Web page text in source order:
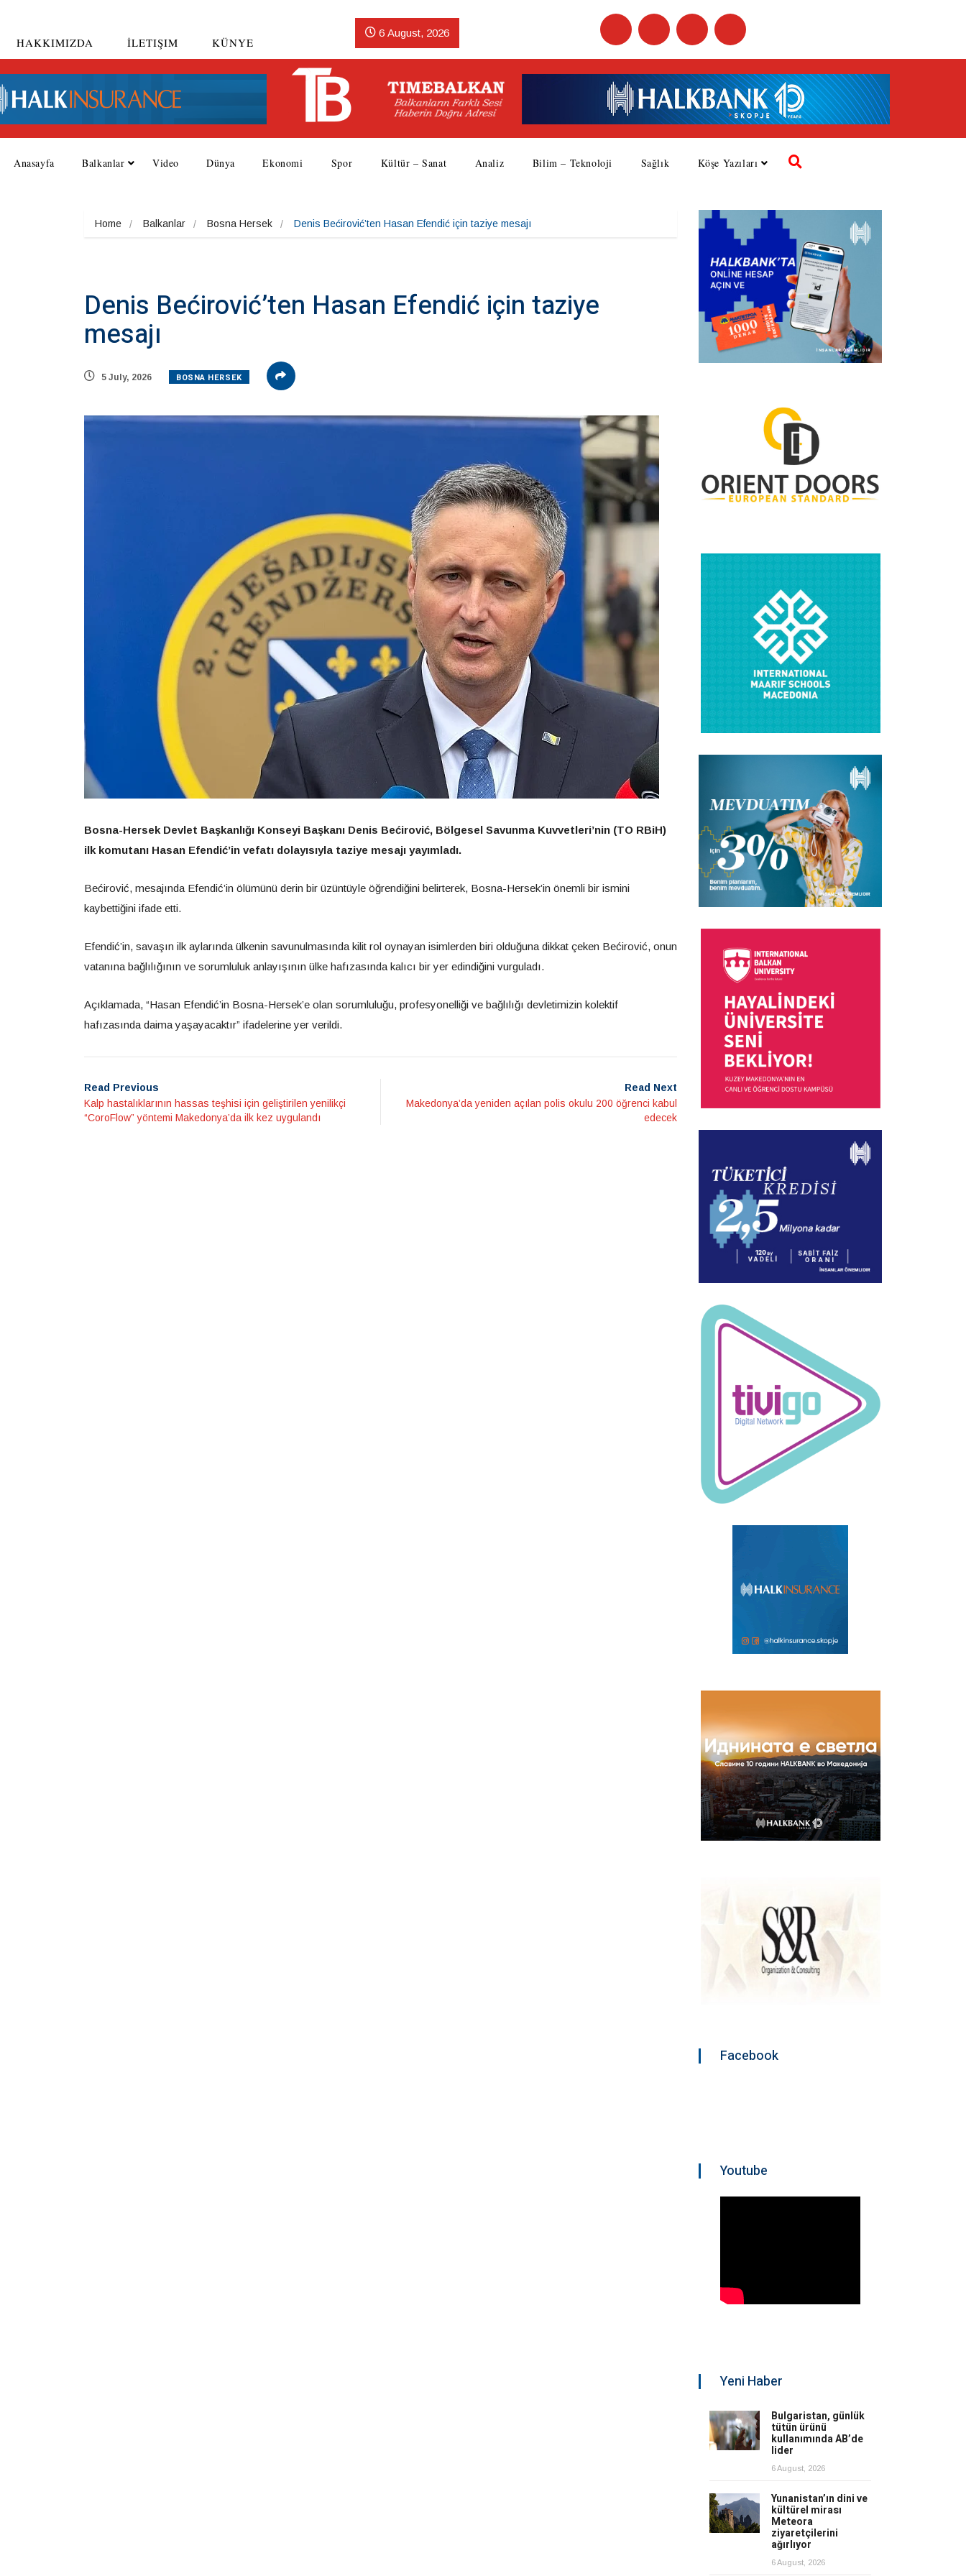
HAKKIMIZDA İLETIŞIM KÜNYE
6 August, 2026
Anasayfa Balkanlar Video Dünya Ekonomi Spor Kültür – Sanat Analiz Bilim – Teknoloji Sağlık Köşe Yazıları
Home Balkanlar Bosna Hersek Denis Bećirović’ten Hasan Efendić için taziye mesajı
Denis Bećirović’ten Hasan Efendić için taziye
mesajı
5 July, 2026 BOSNA HERSEK
Bosna-Hersek Devlet Başkanlığı Konseyi Başkanı Denis Bećirović, Bölgesel Savunma Kuvvetleri’nin (TO RBiH)
ilk komutanı Hasan Efendić’in vefatı dolayısıyla taziye mesajı yayımladı.
Bećirović, mesajında Efendić’in ölümünü derin bir üzüntüyle öğrendiğini belirterek, Bosna-Hersek’in önemli bir ismini
kaybettiğini ifade etti.
Efendić’in, savaşın ilk aylarında ülkenin savunulmasında kilit rol oynayan isimlerden biri olduğuna dikkat çeken Bećirović, onun
vatanına bağlılığının ve sorumluluk anlayışının ülke hafızasında kalıcı bir yer edindiğini vurguladı.
Açıklamada, “Hasan Efendić’in Bosna-Hersek’e olan sorumluluğu, profesyonelliği ve bağlılığı devletimizin kolektif
hafızasında daima yaşayacaktır” ifadelerine yer verildi.
Read Previous
Kalp hastalıklarının hassas teşhisi için geliştirilen yenilikçi
“CoroFlow” yöntemi Makedonya’da ilk kez uygulandı
Read Next
Makedonya’da yeniden açılan polis okulu 200 öğrenci kabul
edecek
Facebook
Youtube
Yeni Haber
Bulgaristan, günlük
tütün ürünü
kullanımında AB’de
lider
6 August, 2026
Yunanistan’ın dini ve
kültürel mirası
Meteora
ziyaretçilerini
ağırlıyor
6 August, 2026